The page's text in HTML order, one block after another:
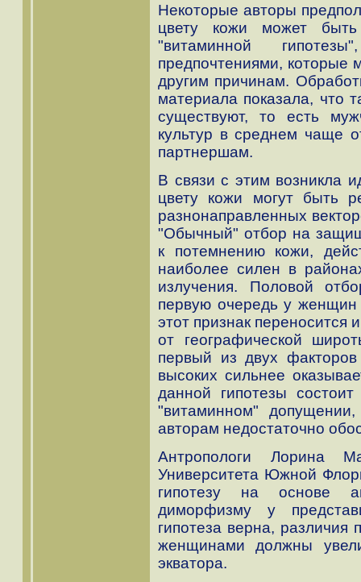
Некоторые авторы
цвету кожи может
"витаминной
предпочтениями, которые
другим причинам.
материала показала, что
существуют, то есть
культур в среднем чаще
партнершам.
В связи с этим возникла
цвету кожи могут быть
разнонаправленных
"Обычный" отбор на
к потемнению кожи,
наиболее силен в
излучения. Половой
первую очередь у женщин
этот признак переносится
от географической
первый из двух
высоких сильнее
данной гипотезы
"витаминном" допущении,
авторам недостаточно
Антропологи Лорина
Университета Южной
гипотезу на основе
диморфизму у
гипотеза верна,
женщинами должны
экватора.